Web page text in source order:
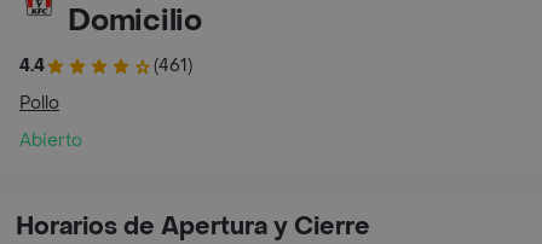
Domicilio
4.4
(461)
Pollo
Abierto
Horarios de Apertura y Cierre